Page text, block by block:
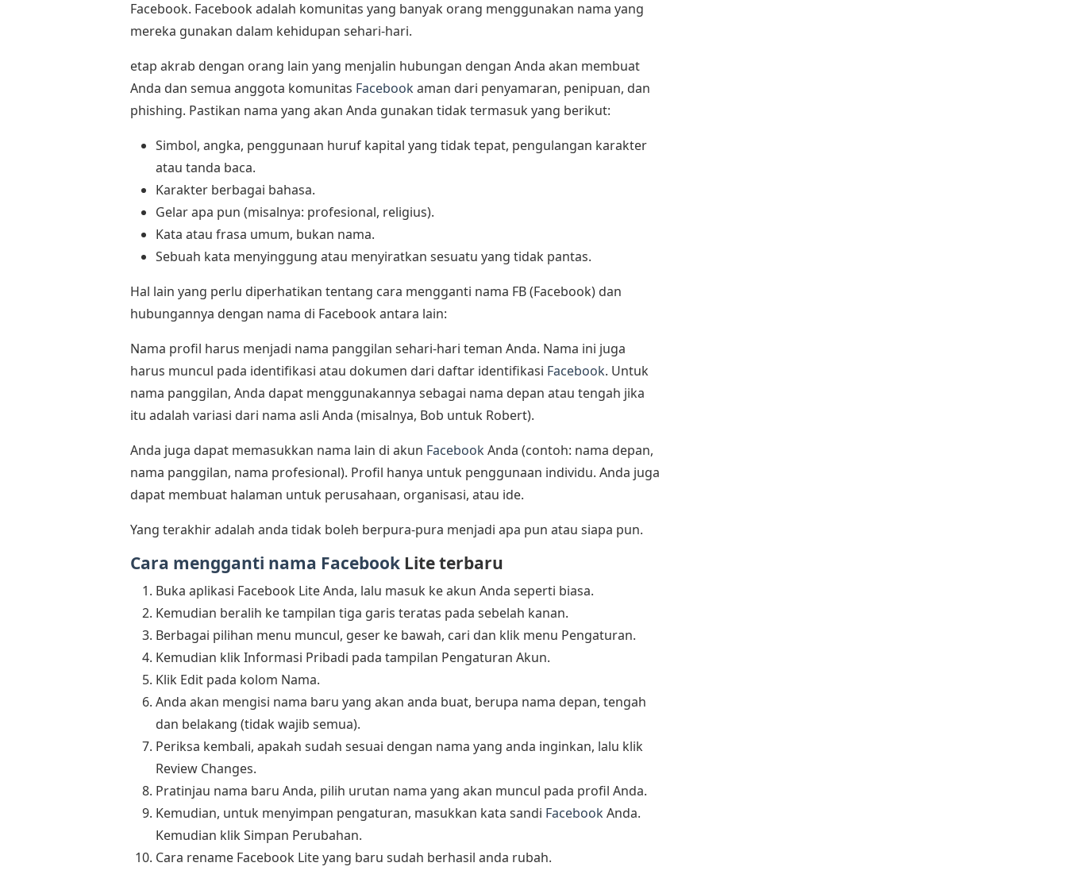
Facebook. Facebook adalah komunitas yang banyak orang menggunakan nama yang
mereka gunakan dalam kehidupan sehari-hari.
etap akrab dengan orang lain yang menjalin hubungan dengan Anda akan membuat
Anda dan semua anggota komunitas Facebookaman dari penyamaran, penipuan, dan
phishing. Pastikan nama yang akan Anda gunakan tidak termasuk yang berikut:
Simbol, angka, penggunaan huruf kapital yang tidak tepat, pengulangan karakter
atau tanda baca.
Karakter berbagai bahasa.
Gelar apa pun (misalnya: profesional, religius).
Kata atau frasa umum, bukan nama.
Sebuah kata menyinggung atau menyiratkan sesuatu yang tidak pantas.
Hal lain yang perlu diperhatikan tentang cara mengganti nama FB (Facebook) dan
hubungannya dengan nama di Facebook antara lain:
Nama profil harus menjadi nama panggilan sehari-hari teman Anda. Nama ini juga
harus muncul pada identifikasi atau dokumen dari daftar identifikasi Facebook. Untuk
nama panggilan, Anda dapat menggunakannya sebagai nama depan atau tengah jika
itu adalah variasi dari nama asli Anda (misalnya, Bob untuk Robert).
Anda juga dapat memasukkan nama lain di akun FacebookAnda (contoh: nama depan,
nama panggilan, nama profesional). Profil hanya untuk penggunaan individu. Anda juga
dapat membuat halaman untuk perusahaan, organisasi, atau ide.
Yang terakhir adalah anda tidak boleh berpura-pura menjadi apa pun atau siapa pun.
Cara mengganti nama Facebook Lite terbaru
Buka aplikasi Facebook Lite Anda, lalu masuk ke akun Anda seperti biasa.
Kemudian beralih ke tampilan tiga garis teratas pada sebelah kanan.
Berbagai pilihan menu muncul, geser ke bawah, cari dan klik menu Pengaturan.
Kemudian klik Informasi Pribadi pada tampilan Pengaturan Akun.
Klik Edit pada kolom Nama.
Anda akan mengisi nama baru yang akan anda buat, berupa nama depan, tengah
dan belakang (tidak wajib semua).
Periksa kembali, apakah sudah sesuai dengan nama yang anda inginkan, lalu klik
Review Changes.
Pratinjau nama baru Anda, pilih urutan nama yang akan muncul pada profil Anda.
Kemudian, untuk menyimpan pengaturan, masukkan kata sandi FacebookAnda.
Kemudian klik Simpan Perubahan.
Cara rename Facebook Lite yang baru sudah berhasil anda rubah.